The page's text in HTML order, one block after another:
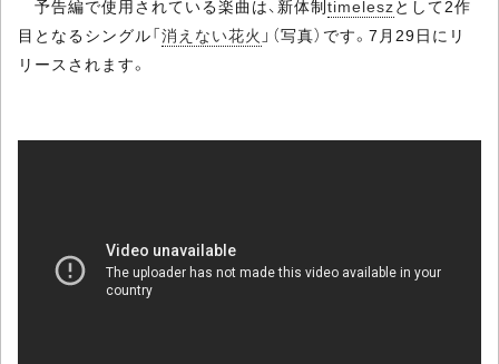
予告編で使用されている楽曲は、新体制timeleszとして2作
目となるシングル「消えない花火 」（写真）です。7月29日にリ
リースされます。